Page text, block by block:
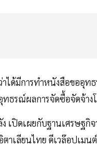
าได้มีการทำหนังสือขออุ
ธรณ์ผลการจัดซื้อจัดจ้าง
ง เปิดเผยกับฐานเศรษ
าเลียนไทย ดีเวล๊อปเมน